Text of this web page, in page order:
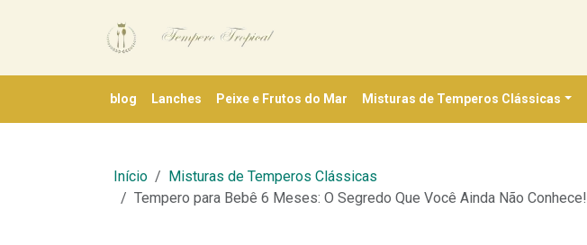
blog Lanches Peixe e Frutos do Mar Misturas de Temperos Clássicas
Início
Misturas de Temperos Clássicas
Tempero para Bebê 6 Meses: O Segredo Que Você Ainda Não Conhece!